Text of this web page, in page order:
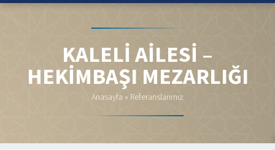
KALELI AILESI –
HEKIMBAŞI MEZARLIĞI
Anasayfa » Referanslarımız